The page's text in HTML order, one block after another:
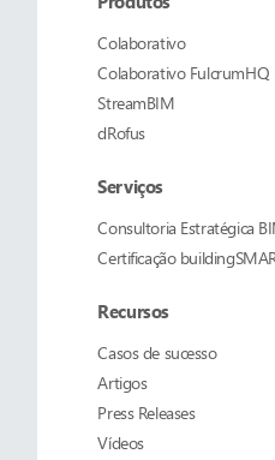
Colaborativo
Colaborativo FulcrumHQ
StreamBIM
dRofus
Serviços
Consultoria Estratégica
Certificação
Recursos
Casos de sucesso
Artigos
Press Releases
Vídeos